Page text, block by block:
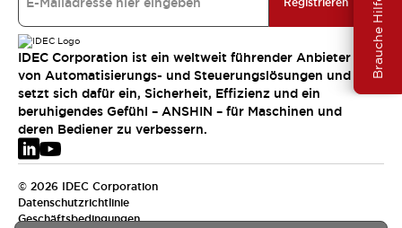
Brauche Hilfe ?
IDEC Corporation ist ein weltweit führender Anbieter
von Automatisierungs- und Steuerungslösungen und
setzt sich dafür ein, Sicherheit, Effizienz und ein
beruhigendes Gefühl – ANSHIN – für Maschinen und
deren Bediener zu verbessern.
© 2026 IDEC Corporation
Datenschutzrichtlinie
Geschäftsbedingungen